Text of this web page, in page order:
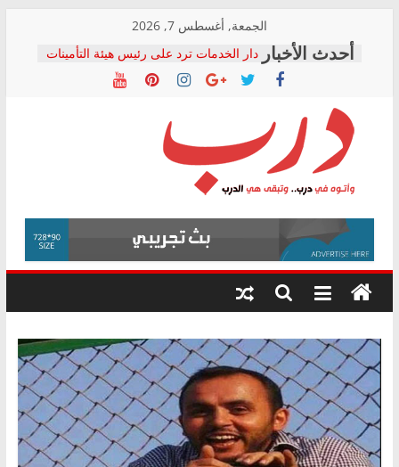
content
الجمعة, أغسطس 7, 2026
دار الخدمات ترد على رئيس هيئة التأمينات
بعد مؤتمره الصحفي: إنكار الأزمة لا ينهي
معاناة أصحاب المعاشات.. ونطالب بكشف
فرحات سليمان يكتب: القطاع الصحي إلى
أين؟
حزب التحالف الشعبي يطلق لجنة “الحق
في الصحة” بالإسكندرية لرصد الانتهاكات
ودعم المرضى
الوزاري لمدينة الصحفيين.. وانتهاء أعمال
إنشاء المبنى الإداري
المجلس القومي لحقوق الإنسان يعلن
متابعة قضية الدكتور محمد زهران.. ويؤكد:
قرينة البراءة وضمانات المحاكمة العادلة
درب
وأتوه
درب..
وتبقى
هي